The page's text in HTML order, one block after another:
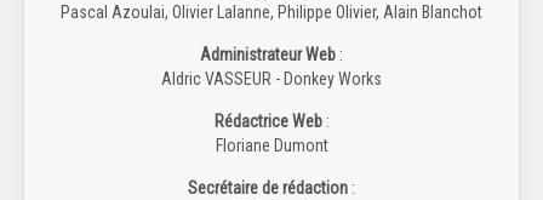
Pascal Azoulai, Olivier Lalanne, Philippe Olivier, Alain Blanchot
Administrateur Web :
Aldric VASSEUR - Donkey Works
Rédactrice Web:
Floriane Dumont
Secrétaire de rédaction :